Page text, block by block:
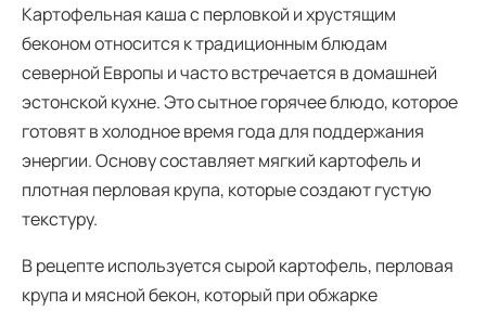
Картофельная каша с перловкой и хрустящим
беконом относится к традиционным блюдам
северной Европы и часто встречается в домашней
эстонской кухне. Это сытное горячее блюдо, которое
готовят в холодное время года для поддержания
энергии. Основу составляет мягкий картофель и
плотная перловая крупа, которые создают густую
текстуру.
В рецепте используется сырой картофель, перловая
крупа и мясной бекон, который при обжарке